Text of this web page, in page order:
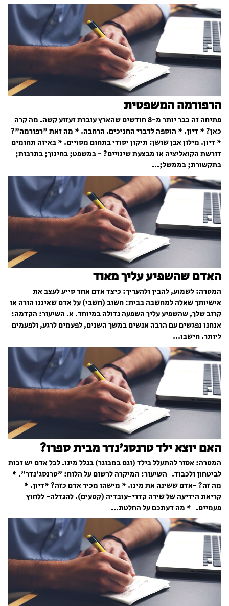
הרפורמה המשפטית
פתיחה זה כבר יותר מ-8 חודשים שהארץ עוברת זעזוע קשה. מה קרה
כאן? * דיון. * הוספה לדברי החניכים. הרחבה. * מה זאת "רפורמה"?
* דיון. מילון אבן שושן: תיקון יסודי בתחום מסויים. * באיזה תחומים
דורשת הקואליציה או מבצעת שינויים? - במשפט; בחינוך; בתרבות;
בתקשורת; בממשל;...
האדם שהשפיע עליך מאוד
המטרה: לשמוע, להבין ולהעריך: כיצד אדם אחד סייע לעצב את
אישיותך שאלה למחשבה בבית: חשוב (חשבי) על אדם שאיננו הורה או
קרוב שלך, שהשפיע עליך השפעה גדולה במיוחד. א. השיעור: הקדמה:
אנחנו נפגשים עם הרבה אנשים במשך השנים, לפעמים לרגע, ולפעמים
ליותר. חישבו...
האם יוצא ילד טרנסג'נדר מבית ספרו?
המטרה: אסור להתעלל בילד (וגם במבוגר) בגלל מינו. לכל אדם יש זכות
לביטחון ולכבוד. השיעור: המיקרה לרשום על הלוח: "טרנסג'נדר". *
מה זה? -אדם ששינה את מינו. * מישהו מכיר אדם כזה? *דיון. *
קריאת הידיעה של שירה קדרי-עובדיה (קטעים). להגדלה- ללחוץ
פעמיים. * מה דעתכם על החלטת...